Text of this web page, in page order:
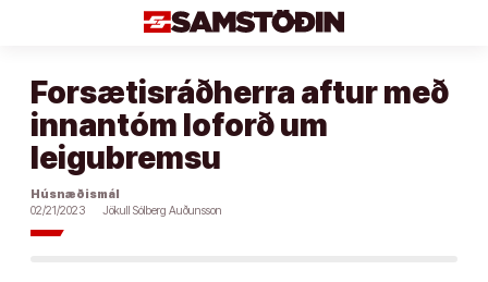
Forsætisráðherra aftur með
innantóm loforð um
leigubremsu
Húsnæðismál
02/21/2023
Jökull Sólberg Auðunsson